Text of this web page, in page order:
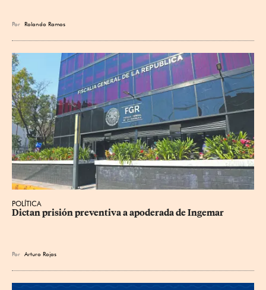
Por Rolando Ramos
POLÍTICA
Dictan prisión preventiva a apoderada de Ingemar
Por Arturo Rojas